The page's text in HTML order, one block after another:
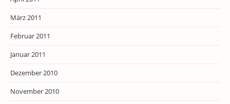
März 2011
Februar 2011
Januar 2011
Dezember 2010
November 2010